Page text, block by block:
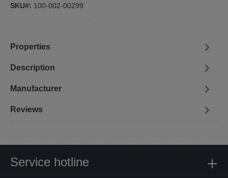
SKU#: 100-002-00299
Properties
Description
Manufacturer
Reviews
Service hotline